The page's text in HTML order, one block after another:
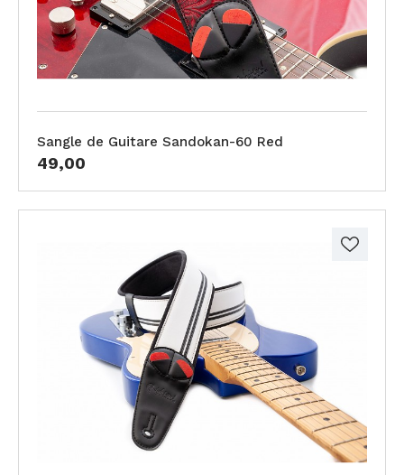
Sangle de Guitare Sandokan-60 Red
49,00